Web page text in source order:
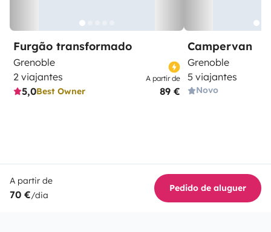
Furgão transformado
Grenoble
2 viajantes
5,0Best Owner
A partir de
89 €
Campervan
Grenoble
5 viajantes
Novo
A partir de
70 €/dia
Pedido de aluguer